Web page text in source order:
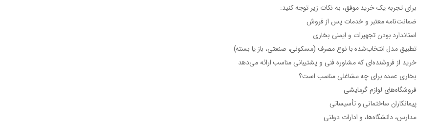
برای تجربه یک خرید موفق، به نکات زیر توجه کنید:
ضمانت‌نامه معتبر و خدمات پس از فروش
استاندارد بودن تجهیزات و ایمنی بخاری
تطبیق مدل انتخاب‌شده با نوع مصرف (مسکونی، صنعتی، باز یا بسته)
خرید از فروشنده‌ای کهمشاوره فنی و پشتیبانی مناسب ارائه می‌دهد
بخاری عمده برای چه مشاغلی مناسب است؟
فروشگاه‌های لوازم گرمایشی
پیمانکاران ساختمانی و تأسیساتی
مدارس، دانشگاه‌ها، و ادارات دولتی